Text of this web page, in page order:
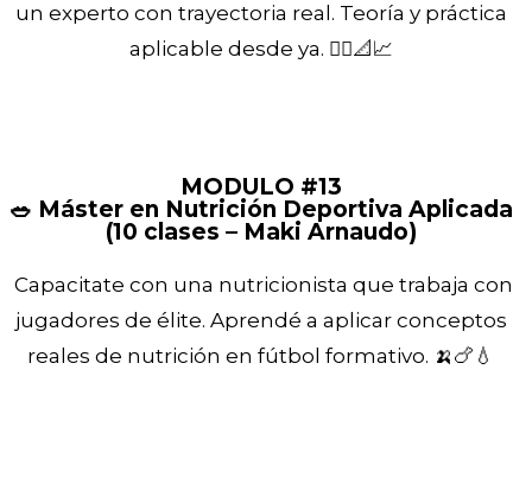
un experto con trayectoria real. Teoría y práctica
aplicable desde ya. 🏃‍♂️📐📈
MODULO #13
🥗 Máster en Nutrición Deportiva Aplicada
(10 clases – Maki Arnaudo)
Capacitate con una nutricionista que trabaja con
jugadores de élite. Aprendé a aplicar conceptos
reales de nutrición en fútbol formativo. 🍌🍗💧